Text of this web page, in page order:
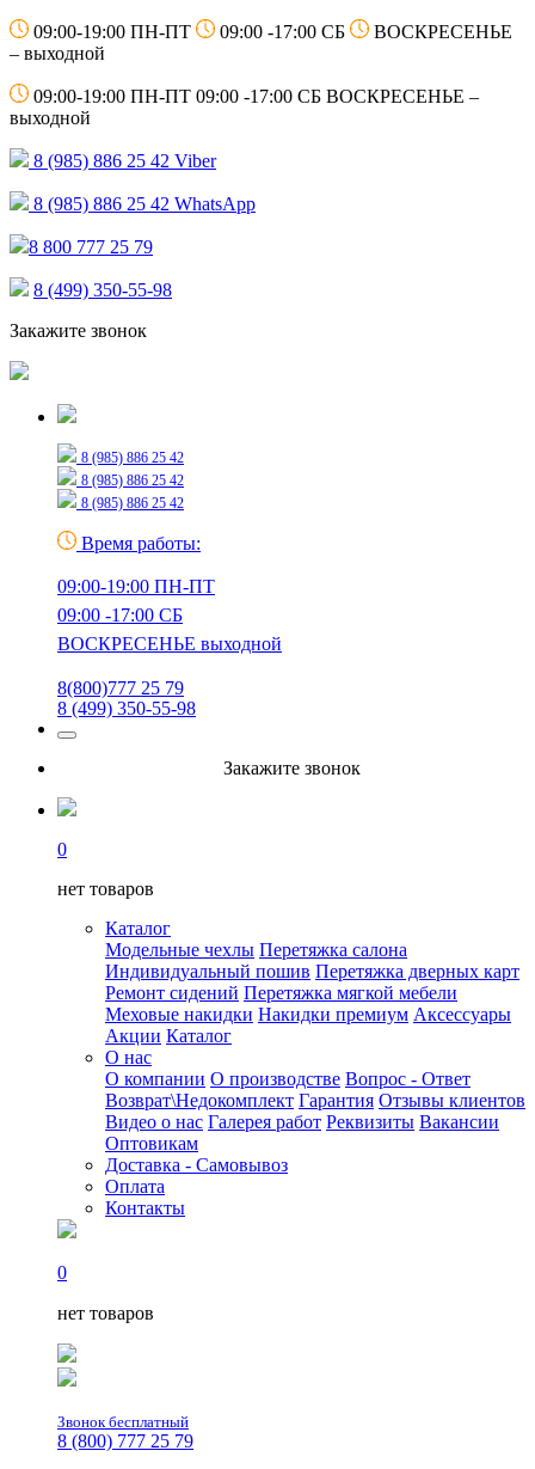
09:00-19:00 ПН-ПТ 09:00 -17:00 СБ
ВОСКРЕСЕНЬЕ
– выходной
09:00-19:00 ПН-ПТ 09:00 -17:00 СБ ВОСКРЕСЕНЬЕ –
выходной
8 (985) 886 25 42 Viber
8 (985) 886 25 42 WhatsApp
8 800 777 25 79
8 (499) 350-55-98
Закажите звонок
8 (985) 886 25 42
8 (985) 886 25 42
8 (985) 886 25 42
Время работы:
09:00-19:00 ПН-ПТ
09:00 -17:00 СБ
ВОСКРЕСЕНЬЕ выходной
8(800)777 25 79
8 (499) 350-55-98
Закажите звонок
0
нет товаров
Каталог
Модельные чехлы Перетяжка салона
Индивидуальный пошив Перетяжка дверных карт
Ремонт сидений Перетяжка мягкой мебели
Меховые накидки Накидки премиум Аксессуары
Акции Каталог
О нас
О компании О производстве Вопрос - Ответ
Возврат\Недокомплект Гарантия Отзывы клиентов
Видео о нас Галерея работ Реквизиты Вакансии
Оптовикам
Доставка - Самовывоз
Оплата
Контакты
0
нет товаров
Звонок бесплатный
8 (800) 777 25 79